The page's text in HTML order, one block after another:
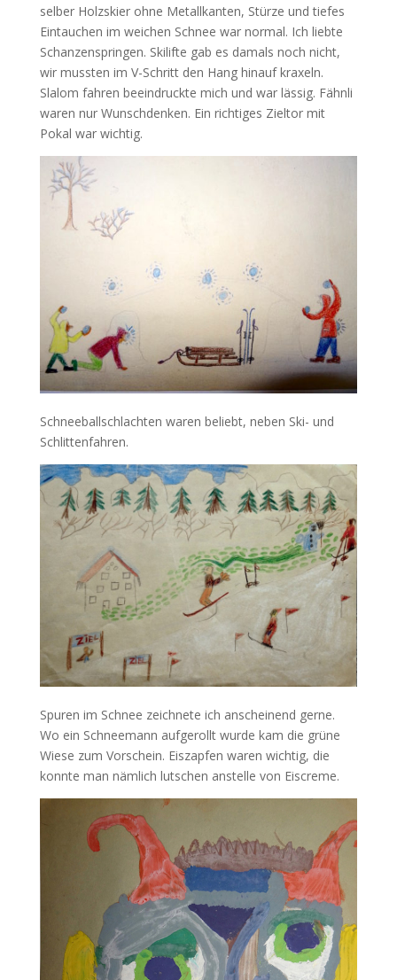
selber Holzskier ohne Metallkanten, Stürze und tiefes
Eintauchen im weichen Schnee war normal. Ich liebte
Schanzenspringen. Skilifte gab es damals noch nicht,
wir mussten im V-Schritt den Hang hinauf kraxeln.
Slalom fahren beeindruckte mich und war lässig. Fähnli
waren nur Wunschdenken. Ein richtiges Zieltor mit
Pokal war wichtig.
Schneeballschlachten waren beliebt, neben Ski- und
Schlittenfahren.
Spuren im Schnee zeichnete ich anscheinend gerne.
Wo ein Schneemann aufgerollt wurde kam die grüne
Wiese zum Vorschein. Eiszapfen waren wichtig, die
konnte man nämlich lutschen anstelle von Eiscreme.